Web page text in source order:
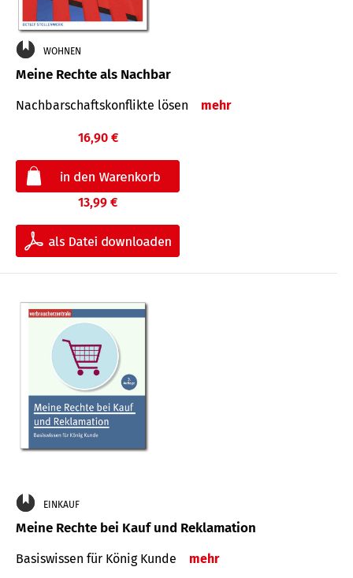
WOHNEN
Meine Rechte als Nachbar
Nach­bar­schafts­konflikte lösen mehr
16,90 €
13,99 €
EINKAUF
Meine Rechte bei Kauf und Reklamation
Basiswissen für König Kunde mehr